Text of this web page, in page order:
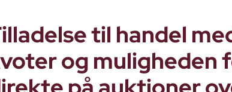
til handel
og muligheden